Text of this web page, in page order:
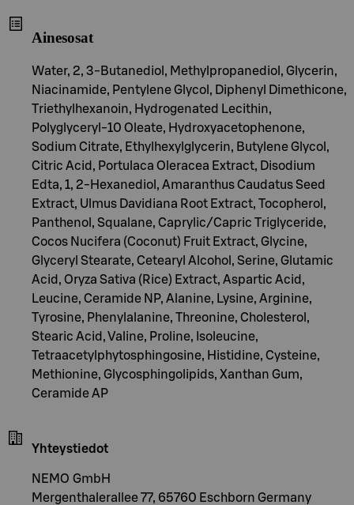
Ainesosat
Water, 2, 3-Butanediol, Methylpropanediol, Glycerin,
Niacinamide, Pentylene Glycol, Diphenyl Dimethicone,
Triethylhexanoin, Hydrogenated Lecithin,
Polyglyceryl-10 Oleate, Hydroxyacetophenone,
Sodium Citrate, Ethylhexylglycerin, Butylene Glycol,
Citric Acid, Portulaca Oleracea Extract, Disodium
Edta, 1, 2-Hexanediol, Amaranthus Caudatus Seed
Extract, Ulmus Davidiana Root Extract, Tocopherol,
Panthenol, Squalane, Caprylic/Capric Triglyceride,
Cocos Nucifera (Coconut) Fruit Extract, Glycine,
Glyceryl Stearate, Cetearyl Alcohol, Serine, Glutamic
Acid, Oryza Sativa (Rice) Extract, Aspartic Acid,
Leucine, Ceramide NP, Alanine, Lysine, Arginine,
Tyrosine, Phenylalanine, Threonine, Cholesterol,
Stearic Acid, Valine, Proline, Isoleucine,
Tetraacetylphytosphingosine, Histidine, Cysteine,
Methionine, Glycosphingolipids, Xanthan Gum,
Ceramide AP
Yhteystiedot
NEMO GmbH
Mergenthalerallee 77, 65760 Eschborn Germany